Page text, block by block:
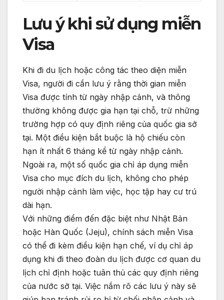
Lưu ý khi sử dụng miễn
Visa
Khi đi du lịch hoặc công tác theo diện miễn
Visa, người đi cần lưu ý rằng thời gian miễn
Visa được tính từ ngày nhập cảnh, và thông
thường không được gia hạn tại chỗ, trừ những
trường hợp có quy định riêng của quốc gia sở
tại. Một điều kiện bắt buộc là hộ chiếu còn
hạn ít nhất 6 tháng kể từ ngày nhập cảnh.
Ngoài ra, một số quốc gia chỉ áp dụng miễn
Visa cho mục đích du lịch, không cho phép
người nhập cảnh làm việc, học tập hay cư trú
dài hạn.
Với những điểm đến đặc biệt như Nhật Bản
hoặc Hàn Quốc (Jeju), chính sách miễn Visa
có thể đi kèm điều kiện hạn chế, ví dụ chỉ áp
dụng khi đi theo đoàn du lịch được cơ quan du
lịch chỉ định hoặc tuân thủ các quy định riêng
của nước sở tại. Việc nắm rõ các lưu ý này sẽ